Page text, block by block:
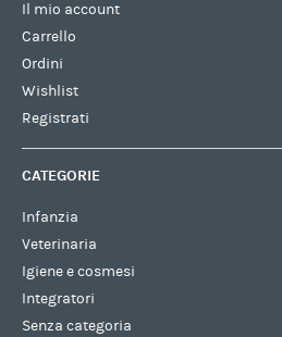
Il mio account
Carrello
Ordini
Wishlist
Registrati
CATEGORIE
Infanzia
Veterinaria
Igiene e cosmesi
Integratori
Senza categoria